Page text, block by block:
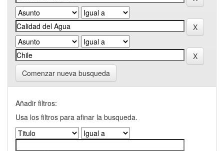
Comenzar nueva busqueda
Añadir filtros:
Usa los filtros para afinar la busqueda.